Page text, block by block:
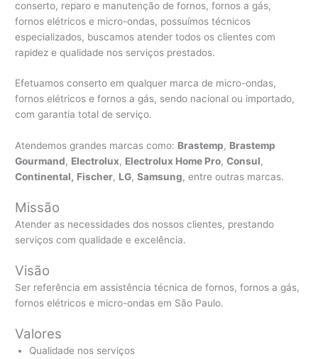
conserto, reparo e manutenção de fornos, fornos a gás,
fornos elétricos e micro-ondas, possuímos técnicos
especializados, buscamos atender todos os clientes com
rapidez e qualidade nos serviços prestados.
Efetuamos conserto em qualquer marca de micro-ondas,
fornos elétricos e fornos a gás, sendo nacional ou importado,
com garantia total de serviço.
Atendemos grandes marcas como: Brastemp, Brastemp
Gourmand, Electrolux, Electrolux Home Pro,Consul,
Continental, Fischer, LG,Samsung, entre outras marcas.
Missão
Atender as necessidades dos nossos clientes, prestando
serviços com qualidade e excelência.
Visão
Ser referência em assistência técnica de fornos, fornos a gás,
fornos elétricos e micro-ondas em São Paulo.
Valores
Qualidade nos serviços